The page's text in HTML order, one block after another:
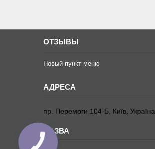
ОТЗЫВЫ
Новый пункт меню
пр. Перемоги 104-Б, Київ, Україна